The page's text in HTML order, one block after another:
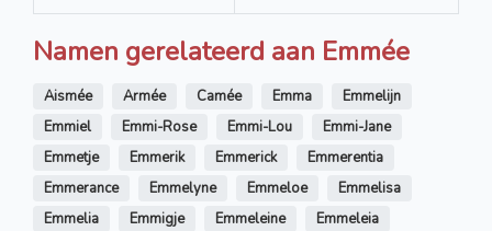
Namen gerelateerd aan Emmée
Aismée Armée Camée Emma
Emmelijn
Emmiel
Emmi-Rose Emmi-Lou
Emmi-Jane
Emmetje
Emmerik Emmerick
Emmerentia
Emmerance
Emmelyne Emmeloe
Emmelisa
Emmelia
Emmigje Emmeleine
Emmeleia